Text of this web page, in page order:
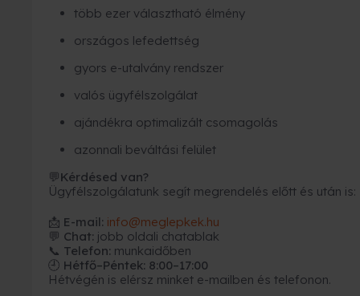
több ezer választható élmény
országos lefedettség
gyors e-utalvány rendszer
valós ügyfélszolgálat
ajándékra optimalizált csomagolás
azonnali beváltási felület
💬Kérdésed van?
Ügyfélszolgálatunk segít megrendelés előtt és után is:
📩 E-mail: info@meglepkek.hu
💬 Chat: jobb oldali chatablak
📞 Telefon: munkaidőben
🕘 Hétfő–Péntek: 8:00–17:00
Hétvégén is elérsz minket e-mailben és telefonon.